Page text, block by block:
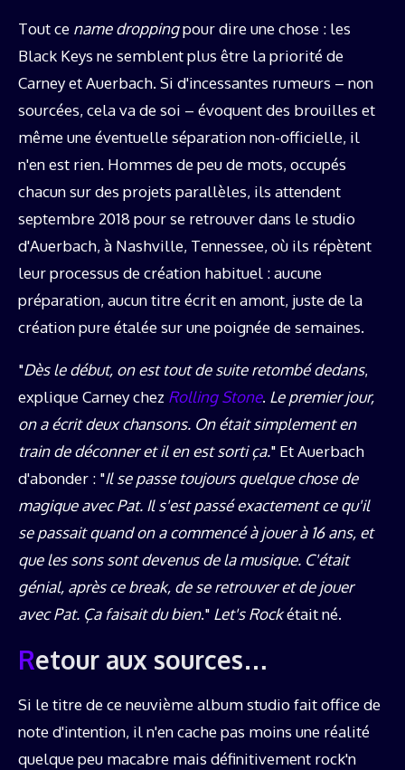
Tout ce name droppingpour dire une chose : les
Black Keys ne semblent plus être la priorité de
Carney et Auerbach. Si d'incessantes rumeurs – non
sourcées, cela va de soi – évoquent des brouilles et
même une éventuelle séparation non-officielle, il
n'en est rien. Hommes de peu de mots, occupés
chacun sur des projets parallèles, ils attendent
septembre 2018 pour se retrouver dans le studio
d'Auerbach, à Nashville, Tennessee, où ils répètent
leur processus de création habituel : aucune
préparation, aucun titre écrit en amont, juste de la
création pure étalée sur une poignée de semaines.
"Dès le début, on est tout de suite retombé dedans,
explique Carney chez Rolling Stone. Lepremier jour,
on a écrit deux chansons. On était simplement en
train de déconner et il en est sorti ça." Et Auerbach
d'abonder : "Il se passe toujours quelque chose de
magique avec Pat. Il s'est passé exactement ce qu'il
se passait quand on a commencé à jouer à 16 ans, et
que les sons sont devenus de la musique. C'était
génial, après ce break, de se retrouver et de jouer
avec Pat. Ça faisait du bien." Let's Rockétait né.
Retour aux sources…
Si le titre de ce neuvième album studio fait office de
note d'intention, il n'en cache pas moins une réalité
quelque peu macabre mais définitivement rock'n